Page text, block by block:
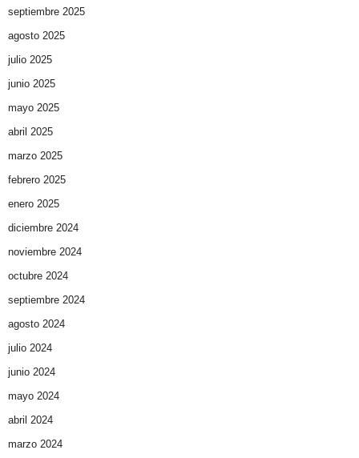
septiembre 2025
agosto 2025
julio 2025
junio 2025
mayo 2025
abril 2025
marzo 2025
febrero 2025
enero 2025
diciembre 2024
noviembre 2024
octubre 2024
septiembre 2024
agosto 2024
julio 2024
junio 2024
mayo 2024
abril 2024
marzo 2024